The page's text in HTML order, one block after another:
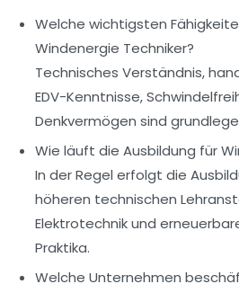
Welche wichtigsten
Windenergie Techniker?
Technisches Verständnis,
EDV-Kenntnisse,
Denkvermögen sind
Wie läuft die Ausbildung für
In der Regel erfolgt die
höheren technischen
Elektrotechnik und
Praktika.
Welche Unternehmen